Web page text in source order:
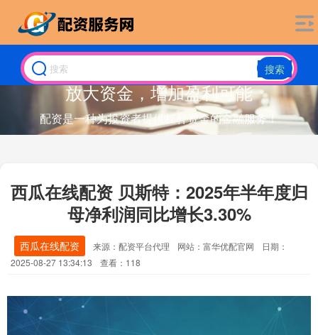
搜索
放大资金，增加盈利可能
配资是一种为投资者提供杠杆资金的金融服务！
西瓜在线配资 贝斯特：2025年半年度归
母净利润同比增长3.30%
西瓜在线配资 来源：配资平台代理 网站：富华优配官网
日期：
2025-08-27 13:34:13
查看：118